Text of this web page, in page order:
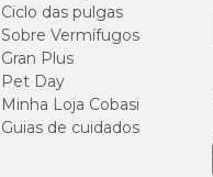
Ciclo das pulgas
Sobre Vermífugos
Gran Plus
Pet Day
Minha Loja Cobasi
Guias de cuidados